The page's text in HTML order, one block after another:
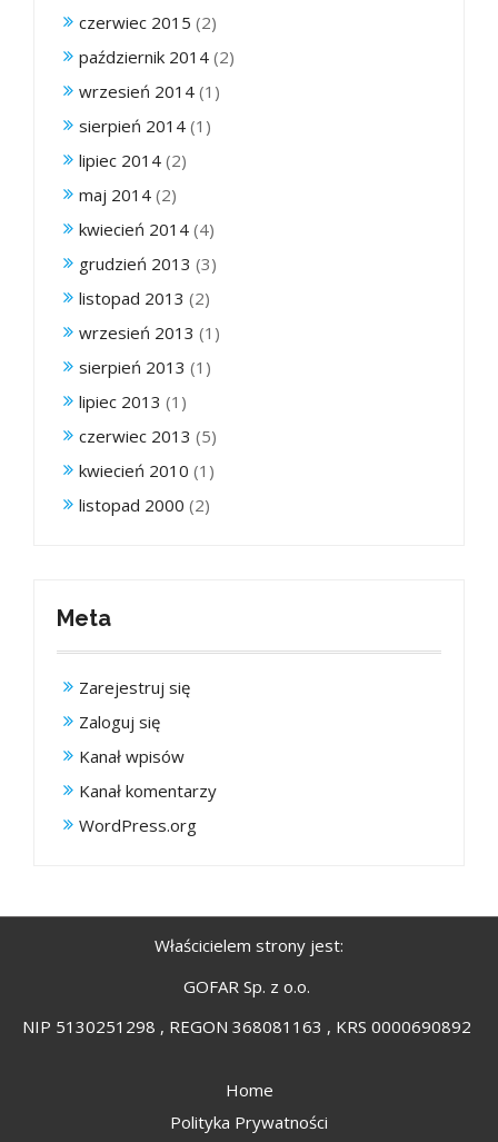
czerwiec 2015 (2)
październik 2014 (2)
wrzesień 2014 (1)
sierpień 2014 (1)
lipiec 2014 (2)
maj 2014 (2)
kwiecień 2014 (4)
grudzień 2013 (3)
listopad 2013 (2)
wrzesień 2013 (1)
sierpień 2013 (1)
lipiec 2013 (1)
czerwiec 2013 (5)
kwiecień 2010 (1)
listopad 2000 (2)
Meta
Zarejestruj się
Zaloguj się
Kanał wpisów
Kanał komentarzy
WordPress.org
Właścicielem strony jest:
GOFAR Sp. z o.o.
NIP 5130251298 , REGON 368081163 , KRS 0000690892
Home
Polityka Prywatności